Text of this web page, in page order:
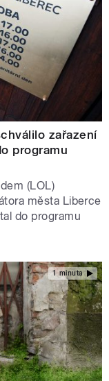
zařazení
programu
(LOL)
města Liberce
do programu
1 minuta